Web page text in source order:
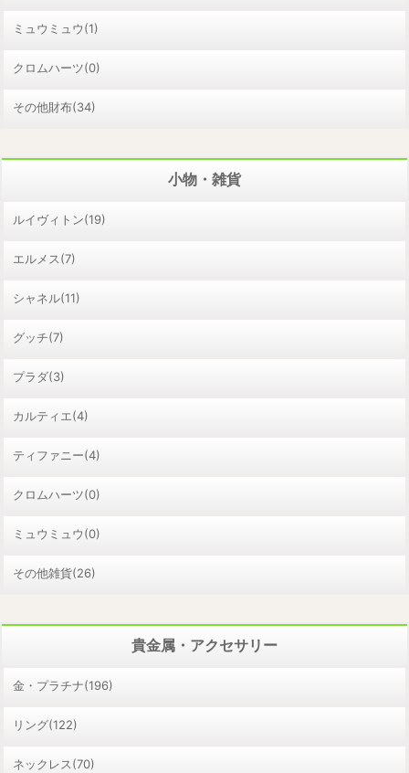
ミュウミュウ(1)
クロムハーツ(0)
その他財布(34)
小物・雑貨
ルイヴィトン(19)
エルメス(7)
シャネル(11)
グッチ(7)
プラダ(3)
カルティエ(4)
ティファニー(4)
クロムハーツ(0)
ミュウミュウ(0)
その他雑貨(26)
貴金属・アクセサリー
金・プラチナ(196)
リング(122)
ネックレス(70)